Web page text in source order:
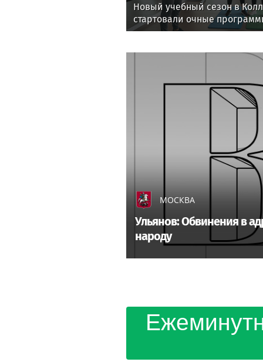
Новый учебный сезон в
стартовали очные
фитнес-тренеров и
МОСКВА
Ульянов: Обвинения в
народу